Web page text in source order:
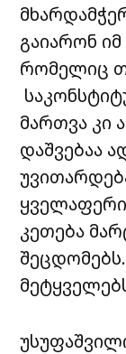
გაიარონ
რომელიც
მართვა კი
დაშვებაა
კეთება